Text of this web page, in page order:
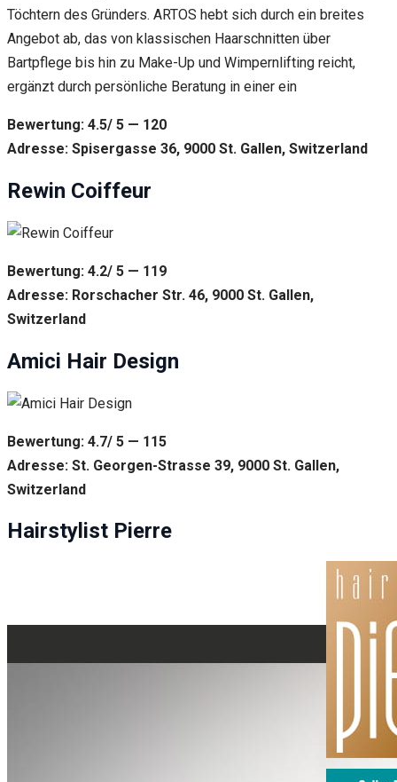
Töchtern des Gründers. ARTOS hebt sich durch ein breites
Angebot ab, das von klassischen Haarschnitten über
Bartpflege bis hin zu Make-Up und Wimpernlifting reicht,
ergänzt durch persönliche Beratung in einer ein
Bewertung: 4.5/ 5 — 120
Adresse: Spisergasse 36, 9000 St. Gallen, Switzerland
Rewin Coiffeur
Bewertung: 4.2/ 5 — 119
Adresse: Rorschacher Str. 46, 9000 St. Gallen,
Switzerland
Amici Hair Design
Bewertung: 4.7/ 5 — 115
Adresse: St. Georgen-Strasse 39, 9000 St. Gallen,
Switzerland
Hairstylist Pierre